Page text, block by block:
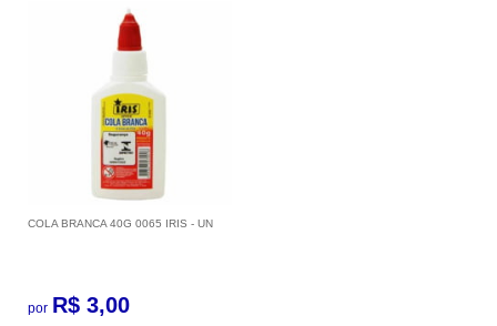
COLA BRANCA 40G 0065 IRIS - UN
por R$ 3,00